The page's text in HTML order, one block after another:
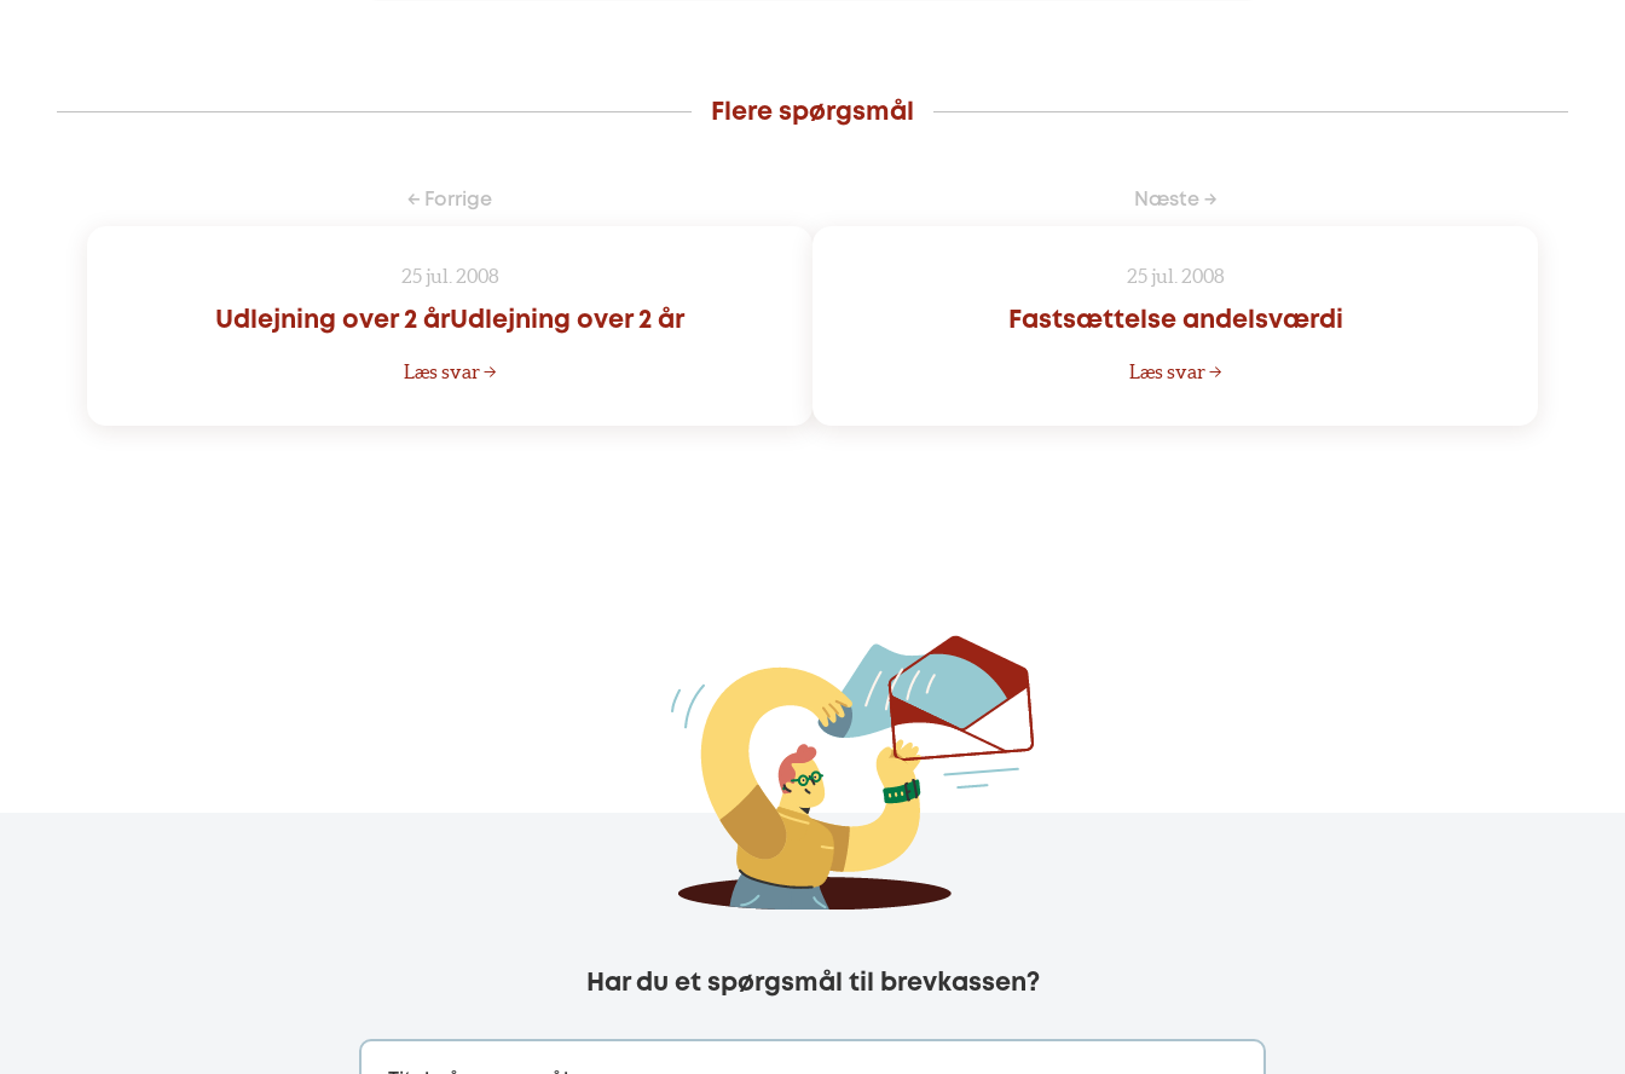
Flere spørgsmål
← Forrige
25 jul. 2008
Udlejning over 2 årUdlejning over 2 år
Læs svar →
Næste →
25 jul. 2008
Fastsættelse andelsværdi
Læs svar →
Har du et spørgsmål til brevkassen?